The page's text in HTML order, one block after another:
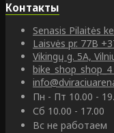
Контакты
Senasis Pilaitės
Laisvės pr. 77B
Vikingų g. 5A,
bike_shop_shop_4
Пн - Пт 10.00 -
Сб 10.00 - 17.00
Вс не работаем